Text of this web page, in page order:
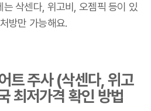
삭센다, 위고비, 오젬픽 등이 있
방만 가능해요.
트 주사 (삭센다, 위고
최저가격 확인 방법